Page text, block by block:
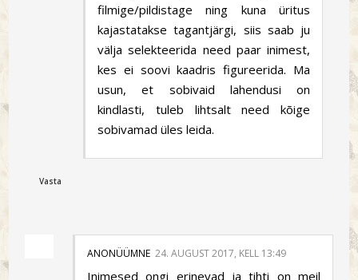
filmige/pildistage ning kuna üritus
kajastatakse tagantjärgi, siis saab ju
välja selekteerida need paar inimest,
kes ei soovi kaadris figureerida. Ma
usun, et sobivaid lahendusi on
kindlasti, tuleb lihtsalt need kõige
sobivamad üles leida.
Vasta
ANONÜÜMNE 24. AUGUST 2017, KELL 13:49
Inimesed ongi erinevad ja tihti on meil